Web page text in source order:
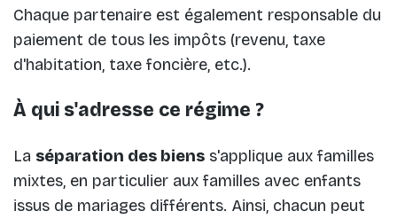
Chaque partenaire est également responsable du
paiement de tous les impôts (revenu, taxe
d'habitation, taxe foncière, etc.).
À qui s'adresse ce régime ?
La séparation des biens s'applique aux familles
mixtes, en particulier aux familles avec enfants
issus de mariages différents. Ainsi, chacun peut